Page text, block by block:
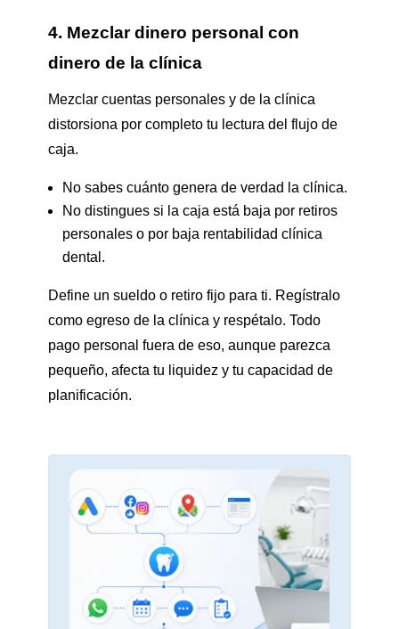
4. Mezclar dinero personal con
dinero de la clínica
Mezclar cuentas personales y de la clínica
distorsiona por completo tu lectura del flujo de
caja.
No sabes cuánto genera de verdad la clínica.
No distingues si la caja está baja por retiros
personales o por baja rentabilidad clínica
dental.
Define un sueldo o retiro fijo para ti. Regístralo
como egreso de la clínica y respétalo. Todo
pago personal fuera de eso, aunque parezca
pequeño, afecta tu liquidez y tu capacidad de
planificación.